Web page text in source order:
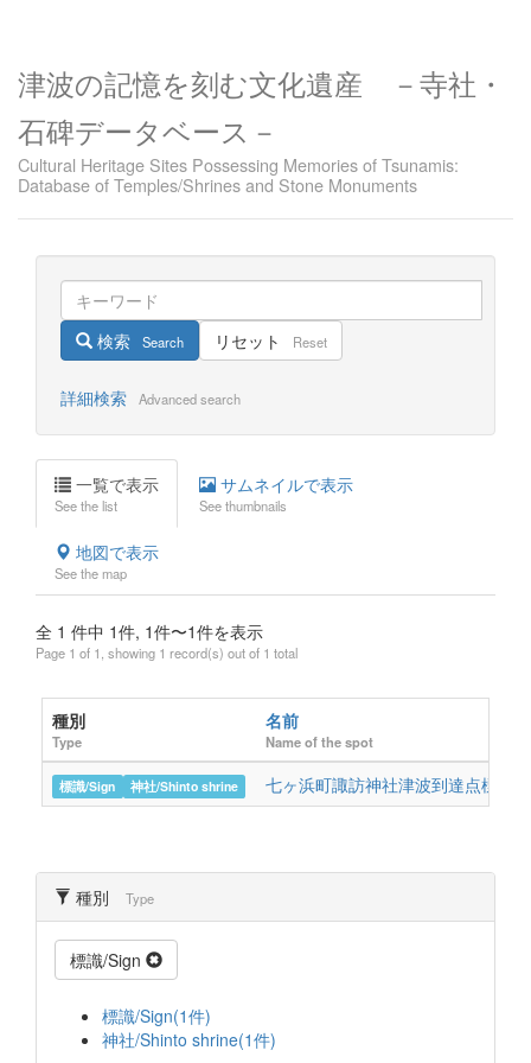
津波の記憶を刻む文化遺産 －寺社・
石碑データベース－
Cultural Heritage Sites Possessing Memories of Tsunamis:
Database of Temples/Shrines and Stone Monuments
検索 Search リセット Reset
詳細検索 Advanced search
一覧で表示
See the list
サムネイルで表示
See thumbnails
地図で表示
See the map
全 1 件中 1件, 1件〜1件を表示
Page 1 of 1, showing 1 record(s) out of 1 total
種別
Type
名前
Name of the spot
標識/Sign 神社/Shinto shrine 七ヶ浜町諏訪神社津波到達点標識
種別 Type
標識/Sign
標識/Sign(1件)
神社/Shinto shrine(1件)